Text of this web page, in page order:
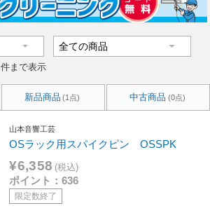
件まで表示
新品商品 (1点) 中古商品 (0点)
山本音響工芸
OSラック用スパイクピン OSSPK
¥6,358 (税込)
ポイント：636
限定数終了